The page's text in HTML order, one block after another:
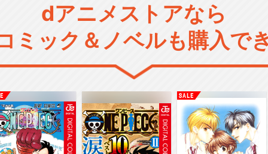
dアニメストアなら
ミック＆ノベルも購入で